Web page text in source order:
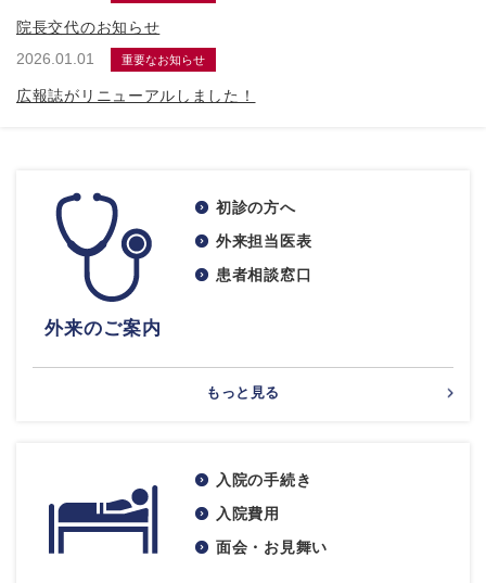
院長交代のお知らせ
2026.01.01
重要なお知らせ
広報誌がリニューアルしました！
外来のご案内
初診の方へ
外来担当医表
患者相談窓口
もっと見る
入院の手続き
入院費用
面会・お見舞い